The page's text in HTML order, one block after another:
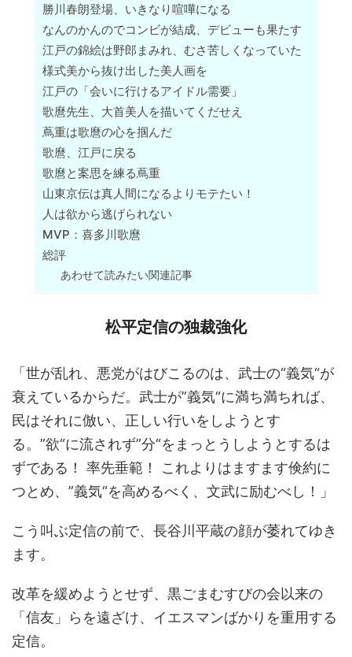
勝川春朗登場、いきなり喧嘩になる
なんのかんのでコンビが結成、デビューも果たす
江戸の錦絵は野郎まみれ、むさ苦しくなっていた
様式美から抜け出した美人画を
江戸の「会いに行けるアイドル需要」
歌麿先生、大首美人を描いてくだせえ
蔦重は歌麿の心を掴んだ
歌麿、江戸に戻る
歌麿と案思を練る蔦重
山東京伝は真人間になるよりモテたい！
人は欲から逃げられない
MVP：喜多川歌麿
総評
あわせて読みたい関連記事
松平定信の独裁強化
「世が乱れ、悪党がはびこるのは、武士の“義気“が
衰えているからだ。武士が”義気“に満ち満ちれば、
民はそれに倣い、正しい行いをしようとす
る。”欲“に流されず”分“をまっとうしようとするは
ずである！ 率先垂範！ これよりはますます倹約に
つとめ、”義気“を高めるべく、文武に励むべし！」
こう叫ぶ定信の前で、長谷川平蔵の顔が萎れてゆき
ます。
改革を緩めようとせず、黒ごまむすびの会以来の
「信友」らを遠ざけ、イエスマンばかりを重用する
定信。